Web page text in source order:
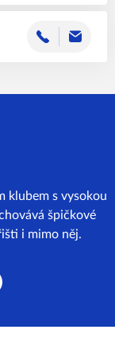
klubem s vysokou
špičkové
i mimo něj.